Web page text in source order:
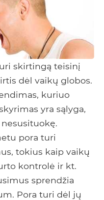
skirtingą teisinį
dėl vaikų globos.
kuriuo
yra sąlyga,
pora turi
tokius kaip vaikų
kontrolė ir kt.
sprendžia
Pora turi dėl jų